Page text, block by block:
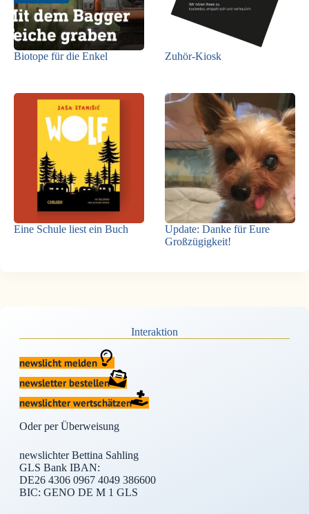
Biotope für die Enkel Zuhör-Kiosk
Eine Schule liest ein Buch
Update: Danke für Eure
Großzügigkeit!
Interaktion
newslicht melden
newsletter bestellen
newslichter wertschätzen
Oder per Überweisung
newslichter Bettina Sahling
GLS Bank IBAN:
DE26 4306 0967 4049 386600
BIC: GENO DE M 1 GLS